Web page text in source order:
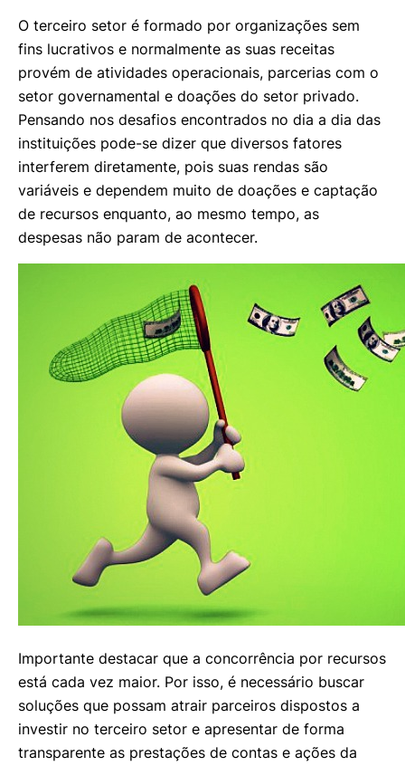
O terceiro setor é formado por organizações sem
fins lucrativos e normalmente as suas receitas
provém de atividades operacionais, parcerias com o
setor governamental e doações do setor privado.
Pensando nos desafios encontrados no dia a dia das
instituições pode-se dizer que diversos fatores
interferem diretamente, pois suas rendas são
variáveis e dependem muito de doações e captação
de recursos enquanto, ao mesmo tempo, as
despesas não param de acontecer.
Importante destacar que a concorrência por recursos
está cada vez maior. Por isso, é necessário buscar
soluções que possam atrair parceiros dispostos a
investir no terceiro setor e apresentar de forma
transparente as prestações de contas e ações da